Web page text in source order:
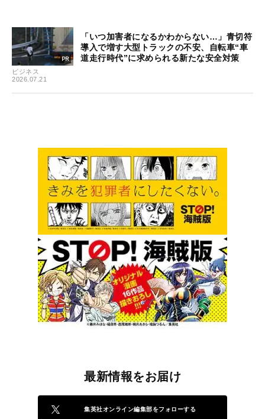
ビジネス
2026.07.21
「いつ加害者になるかわからない…」青切符
導入で増す大型トラックの不安、自転車“車
道走行時代”に求められる新たな安全対策
最新情報をお届け
集英社オンライン編集部をフォローする